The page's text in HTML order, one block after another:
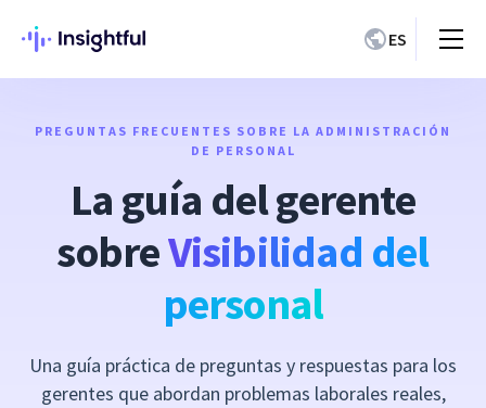
ES
PREGUNTAS FRECUENTES SOBRE LA ADMINISTRACIÓN
DE PERSONAL
La guía del gerente
sobreVisibilidad del
personal
Una guía práctica de preguntas y respuestas para los
gerentes que abordan problemas laborales reales,